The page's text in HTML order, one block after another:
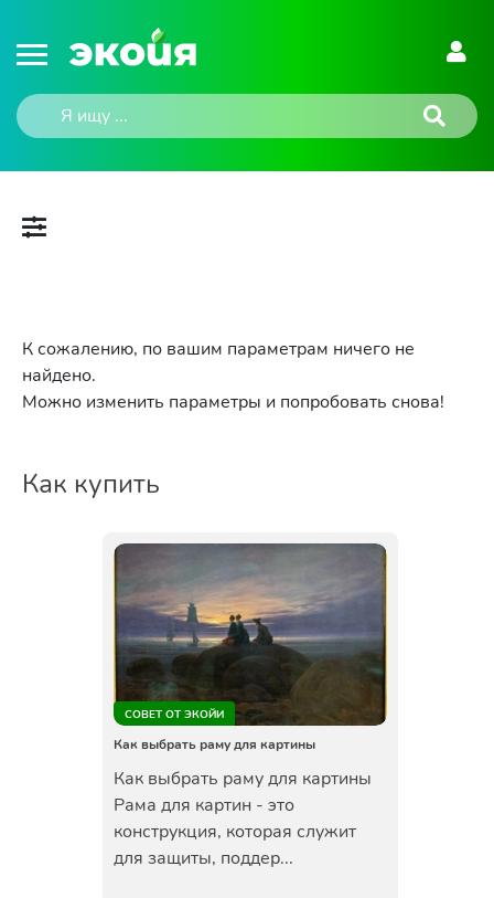
К сожалению, по вашим параметрам ничего не
найдено.
Можно изменить параметры и попробовать снова!
Как купить
СОВЕТ ОТ ЭКОЙИ
Как выбрать раму для картины
Как выбрать раму для картины
Рама для картин - это
конструкция, которая служит
для защиты, поддер...